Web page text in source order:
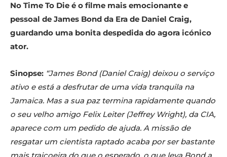
No Time To Die é o filme mais emocionante e
pessoal de James Bond da Era de Daniel Craig,
guardando uma bonita despedida do agora icónico
ator.
Sinopse: “James Bond (Daniel Craig) deixou o serviço
ativo e está a desfrutar de uma vida tranquila na
Jamaica. Mas a sua paz termina rapidamente quando
o seu velho amigo Felix Leiter (Jeffrey Wright), da CIA,
aparece com um pedido de ajuda. A missão de
resgatar um cientista raptado acaba por ser bastante